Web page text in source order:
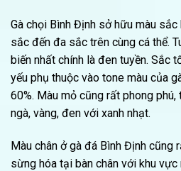
Gà chọi Bình Định sở hữu màu
sắc đến đa sắc trên cùng cá thể.
biến nhất chính là đen tuyền. Sắc
yếu phụ thuộc vào tone màu của
60%. Màu mỏ cũng rất phong
ngà, vàng, đen với xanh nhạt.
Màu chân ở gà đá Bình Định cũng
sừng hóa tại bàn chân với khu vực